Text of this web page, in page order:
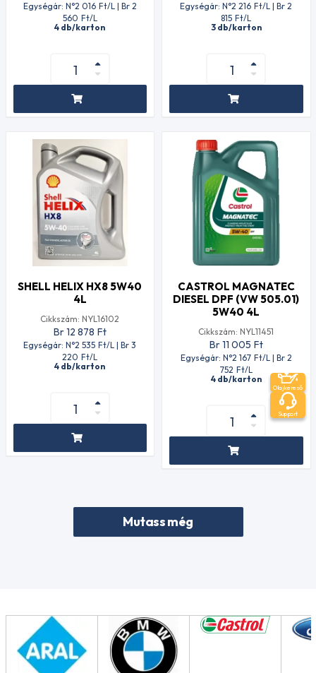
Egységár: N°2 016 Ft/L | Br 2
560 Ft/L
4 db/karton
Egységár: N°2 216 Ft/L | Br 2
815 Ft/L
3 db/karton
SHELL HELIX HX8 5W40
4L
Cikkszám: NYL16102
Br 12 878 Ft
Egységár: N°2 535 Ft/L | Br 3
220 Ft/L
4 db/karton
CASTROL MAGNATEC
DIESEL DPF (VW 505.01)
5W40 4L
Cikkszám: NYL11451
Br 11 005 Ft
Egységár: N°2 167 Ft/L | Br 2
752 Ft/L
4 db/karton
Mutass még
Olajkereső
Support